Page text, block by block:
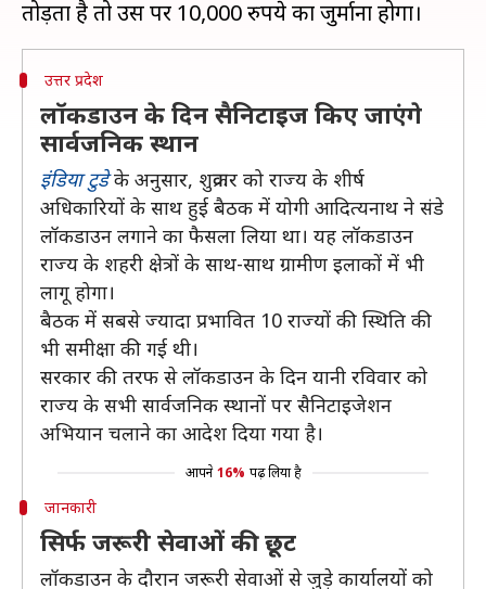
उत्तर प्रदेश
लॉकडाउन के दिन सैनिटाइज किए जाएंगे
सार्वजनिक स्थान
इंडिया टुडेके अनुसार, शुक्रवार को राज्य के शीर्ष
अधिकारियों के साथ हुई बैठक में योगी आदित्यनाथ ने संडे
लॉकडाउन लगाने का फैसला लिया था। यह लॉकडाउन
राज्य के शहरी क्षेत्रों के साथ-साथ ग्रामीण इलाकों में भी
लागू होगा।
बैठक में सबसे ज्यादा प्रभावित 10 राज्यों की स्थिति की
भी समीक्षा की गई थी।
सरकार की तरफ से लॉकडाउन के दिन यानी रविवार को
राज्य के सभी सार्वजनिक स्थानों पर सैनिटाइजेशन
अभियान चलाने का आदेश दिया गया है।
आपने 16% पढ़ लिया है
जानकारी
सिर्फ जरूरी सेवाओं की छूट
लॉकडाउन के दौरान जरूरी सेवाओं से जुड़े कार्यालयों को